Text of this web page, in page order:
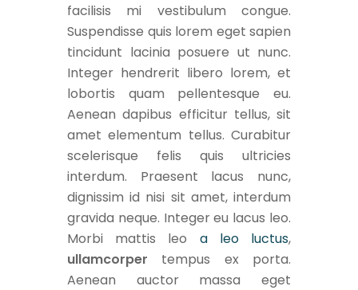
facilisis mi vestibulum congue.
Suspendisse quis lorem eget sapien
tincidunt lacinia posuere ut nunc.
Integer hendrerit libero lorem, et
lobortis quam pellentesque eu.
Aenean dapibus efficitur tellus, sit
amet elementum tellus. Curabitur
scelerisque felis quis ultricies
interdum. Praesent lacus nunc,
dignissim id nisi sit amet, interdum
gravida neque. Integer eu lacus leo.
Morbi mattis leo a leo luctus,
ullamcorper tempus ex porta.
Aenean auctor massa eget